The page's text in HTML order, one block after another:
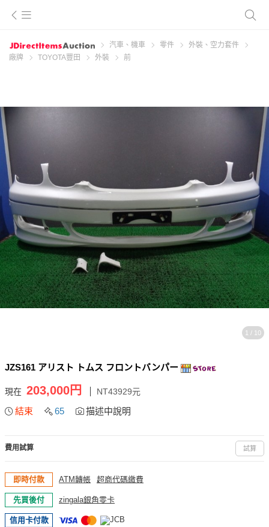
汽車、機車 零件
外裝、空力套件
廠牌
TOYOTA豐田 外裝 前
1 / 10
JZS161 アリスト トムス フロントバンパー
現在 203,000円 NT43929元
結束 65 描述中說明
費用試算 試算
即時付款 ATM轉帳 超商代碼繳費
先買後付 zingala銀角零卡
信用卡付款